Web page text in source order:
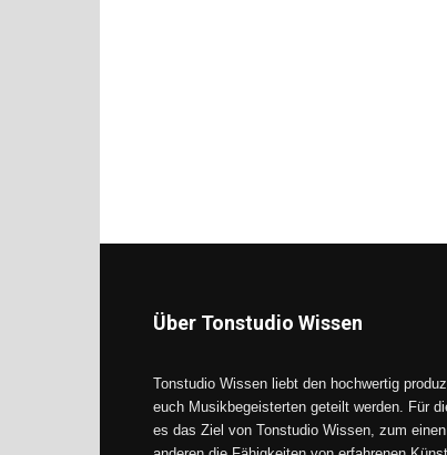
Über Tonstudio Wissen
Tonstudio Wissen liebt den hochwertig
euch Musikbegeisterten geteilt werden. Für
es das Ziel von Tonstudio Wissen, zum